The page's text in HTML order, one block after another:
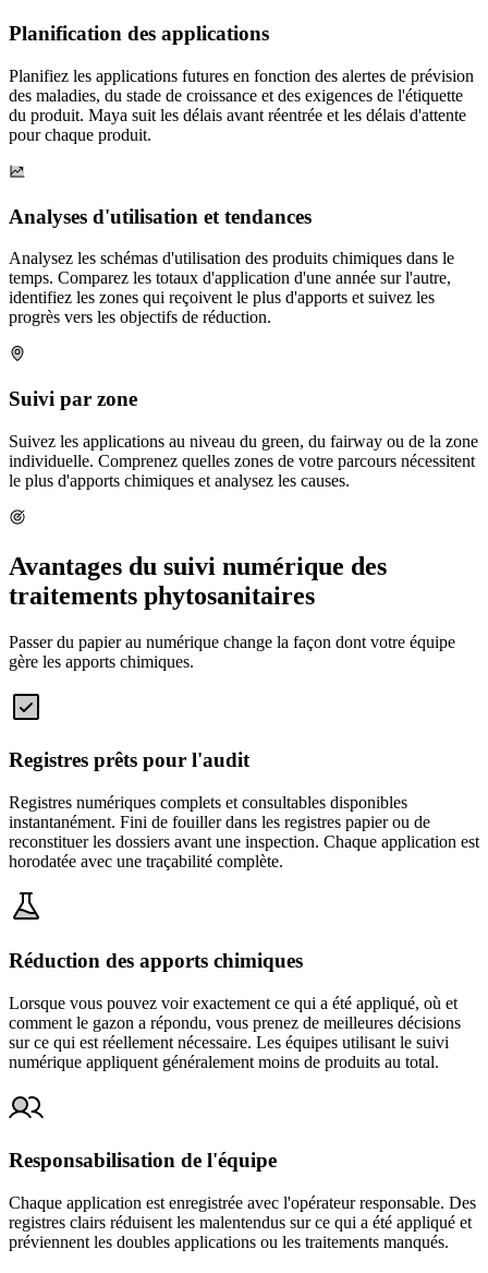
Planification des applications
Planifiez les applications futures en fonction des alertes de prévision
des maladies, du stade de croissance et des exigences de l'étiquette
du produit. Maya suit les délais avant réentrée et les délais d'attente
pour chaque produit.
Analyses d'utilisation et tendances
Analysez les schémas d'utilisation des produits chimiques dans le
temps. Comparez les totaux d'application d'une année sur l'autre,
identifiez les zones qui reçoivent le plus d'apports et suivez les
progrès vers les objectifs de réduction.
Suivi par zone
Suivez les applications au niveau du green, du fairway ou de la zone
individuelle. Comprenez quelles zones de votre parcours nécessitent
le plus d'apports chimiques et analysez les causes.
Avantages du suivi numérique des
traitements phytosanitaires
Passer du papier au numérique change la façon dont votre équipe
gère les apports chimiques.
Registres prêts pour l'audit
Registres numériques complets et consultables disponibles
instantanément. Fini de fouiller dans les registres papier ou de
reconstituer les dossiers avant une inspection. Chaque application est
horodatée avec une traçabilité complète.
Réduction des apports chimiques
Lorsque vous pouvez voir exactement ce qui a été appliqué, où et
comment le gazon a répondu, vous prenez de meilleures décisions
sur ce qui est réellement nécessaire. Les équipes utilisant le suivi
numérique appliquent généralement moins de produits au total.
Responsabilisation de l'équipe
Chaque application est enregistrée avec l'opérateur responsable. Des
registres clairs réduisent les malentendus sur ce qui a été appliqué et
préviennent les doubles applications ou les traitements manqués.